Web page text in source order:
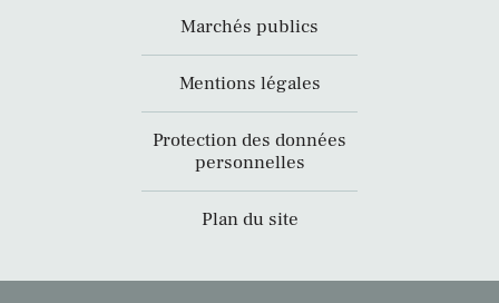
Marchés publics
Mentions légales
Protection des données
personnelles
Plan du site